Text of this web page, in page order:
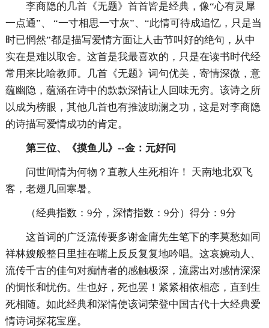
李商隐的几首《无题》首首皆是经典，像“心有灵犀
一点通”、 “一寸相思一寸灰”、“此情可待成追忆，只是当
时已惘然”都是描写爱情方面让人击节叫好的绝句，从中
实在是难以取舍。这首是我最喜欢的，只是在读书时代经
常用来比喻教师。几首《无题》词句优美，寄情深微，意
蕴幽隐，蕴涵在诗中的款款深情让人回味无穷。该诗之所
以成为榜眼，其他几首也有推波助澜之功，这是对李商隐
的诗描写爱情成功的肯定。
第三位、《摸鱼儿》--金：元好问
问世间情为何物？直教人生死相许！ 天南地北双飞
客，老翅几回寒暑。
（经典指数：9分，深情指数：9分）得分：9分
这首词的广泛流传要多谢金庸先生笔下的李莫愁如同
祥林嫂般整日里挂在嘴上反反复复地吟唱。这哀婉动人、
流传千古的佳句对痴情者的感触极深，流露出对感情深深
的惆怅和忧伤。生也好，死也罢！紧紧相依相恋，直到生
死相随。如此经典和深情使该词荣登中国古代十大经典爱
情诗词探花宝座。